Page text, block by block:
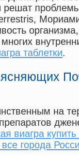
решат
таблетки.
на
виагра
города